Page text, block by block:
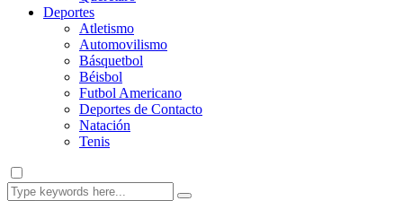
Deportes
Atletismo
Automovilismo
Básquetbol
Béisbol
Futbol Americano
Deportes de Contacto
Natación
Tenis